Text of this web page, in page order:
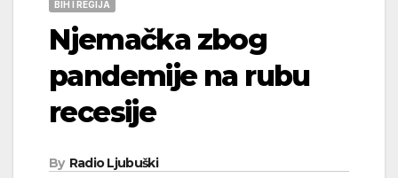
BIH I REGIJA
Njemačka zbog
pandemije na rubu
recesije
By Radio Ljubuški